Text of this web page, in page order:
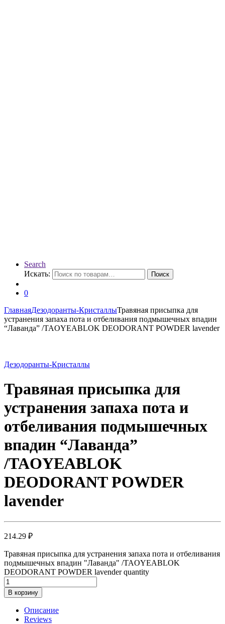
Search
Искать:
Поиск
0
ГлавнаяДезодоранты-КристаллыТравяная присыпка для
устранения запаха пота и отбеливания подмышечных впадин
“Лаванда” /TAOYEABLOK DEODORANT POWDER lavender
Дезодоранты-Кристаллы
Травяная присыпка для
устранения запаха пота и
отбеливания подмышечных
впадин “Лаванда”
/TAOYEABLOK
DEODORANT POWDER
lavender
214.29 ₽
Травяная присыпка для устранения запаха пота и отбеливания
подмышечных впадин "Лаванда" /TAOYEABLOK
DEODORANT POWDER lavender quantity
В корзину
Описание
Reviews